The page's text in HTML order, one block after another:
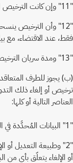
"11" وإن كانت الترخيص استئثارياً أو غير استئثاري أو حصرياً؛
"12" وأن الترخيص
فقط، عند الاقتضاء، مع
"13" ومدة سريان الترخيص.
(ب) يجوز للطرف
العناصر التالية أو كلها:
"1" البيانات المُحدَّدة في البنود من "1" إلى "9" من الفقرة الفرعية (أ)؛
"2" وطبيعة التعديل أو
أو الإلغاء يتعلّق بأي من